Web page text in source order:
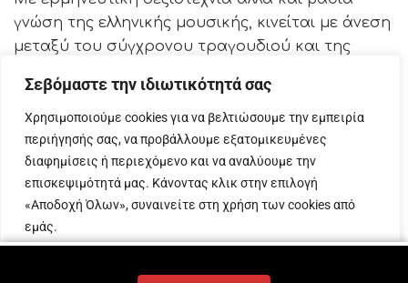
Σεβόμαστε την ιδιωτικότητά σας
Χρησιμοποιούμε cookies για να βελτιώσουμε την εμπειρία
περιήγησής σας, να προβάλλουμε εξατομικευμένες
διαφημίσεις ή περιεχόμενο και να αναλύουμε την
επισκεψιμότητά μας. Κάνοντας κλικ στην επιλογή
«Αποδοχή Όλων», συναινείτε στη χρήση των cookies από
εμάς.
Απόρριψη όλων
γνώση της ελληνικής μουσικής, κινείται με άνεση
μεταξύ του σύγχρονου τραγουδιού και της
Ευαίσθητος, επικοινωνιακός, εκρηκτικός και
αυθόρμητος και κυρίως χαρισματικός
τραγουδοποιός με μεγάλες συναυλίες,
αγαπημένα και διαχρονικά τραγούδια, 14
πετυχημένους δίσκους και πολλές σημαντικές
συνεργασίες.